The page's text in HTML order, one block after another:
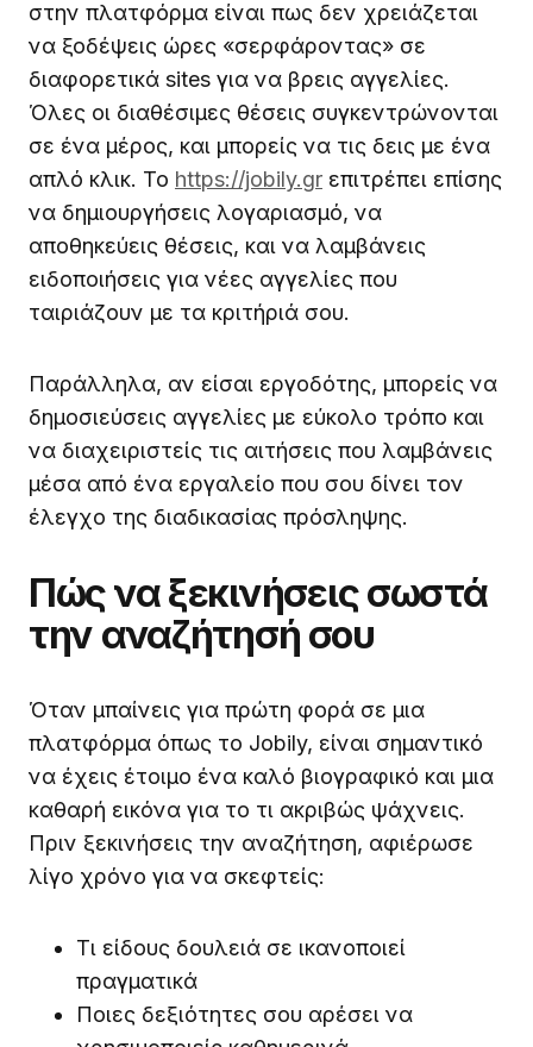
στην πλατφόρμα είναι πως δεν χρειάζεται
να ξοδέψεις ώρες «σερφάροντας» σε
διαφορετικά sites για να βρεις αγγελίες.
Όλες οι διαθέσιμες θέσεις συγκεντρώνονται
σε ένα μέρος, και μπορείς να τις δεις με ένα
απλό κλικ. Το https://jobily.gr επιτρέπει επίσης
να δημιουργήσεις λογαριασμό, να
αποθηκεύεις θέσεις, και να λαμβάνεις
ειδοποιήσεις για νέες αγγελίες που
ταιριάζουν με τα κριτήριά σου.
Παράλληλα, αν είσαι εργοδότης, μπορείς να
δημοσιεύσεις αγγελίες με εύκολο τρόπο και
να διαχειριστείς τις αιτήσεις που λαμβάνεις
μέσα από ένα εργαλείο που σου δίνει τον
έλεγχο της διαδικασίας πρόσληψης.
Πώς να ξεκινήσεις σωστά
την αναζήτησή σου
Όταν μπαίνεις για πρώτη φορά σε μια
πλατφόρμα όπως το Jobily, είναι σημαντικό
να έχεις έτοιμο ένα καλό βιογραφικό και μια
καθαρή εικόνα για το τι ακριβώς ψάχνεις.
Πριν ξεκινήσεις την αναζήτηση, αφιέρωσε
λίγο χρόνο για να σκεφτείς:
Τι είδους δουλειά σε ικανοποιεί
πραγματικά
Ποιες δεξιότητες σου αρέσει να